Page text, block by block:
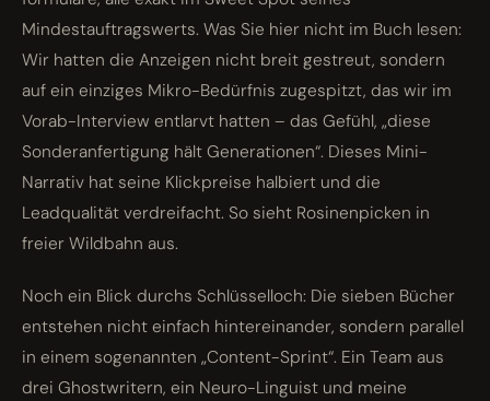
Mindestauftragswerts. Was Sie hier nicht im Buch lesen:
Wir hatten die Anzeigen nicht breit gestreut, sondern
auf ein einziges Mikro-Bedürfnis zugespitzt, das wir im
Vorab-Interview entlarvt hatten – das Gefühl, „diese
Sonderanfertigung hält Generationen“. Dieses Mini-
Narrativ hat seine Klickpreise halbiert und die
Leadqualität verdreifacht. So sieht Rosinenpicken in
freier Wildbahn aus.
Noch ein Blick durchs Schlüsselloch: Die sieben Bücher
entstehen nicht einfach hintereinander, sondern parallel
in einem sogenannten „Content-Sprint“. Ein Team aus
drei Ghostwritern, ein Neuro-Linguist und meine